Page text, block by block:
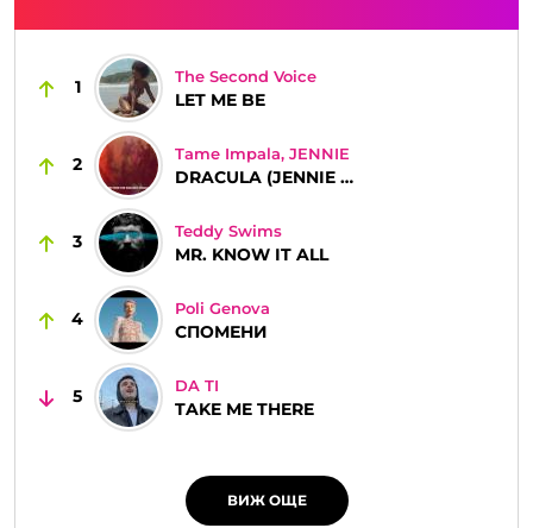
1
The Second Voice
LET ME BE
2
Tame Impala, JENNIE
DRACULA (JENNIE REMIX)
3
Teddy Swims
MR. KNOW IT ALL
4
Poli Genova
СПОМЕНИ
5
DA TI
TAKE ME THERE
ВИЖ ОЩЕ